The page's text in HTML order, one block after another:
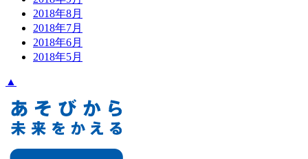
2018年8月
2018年7月
2018年6月
2018年5月
▲